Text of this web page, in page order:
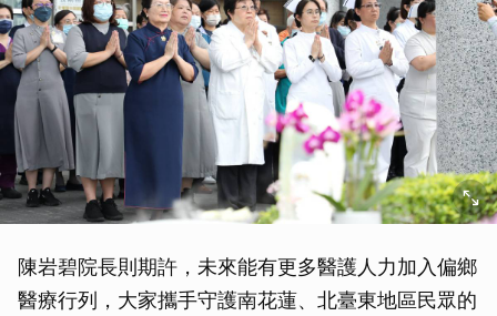
陳岩碧院長則期許，未來能有更多醫護人力加入偏鄉
醫療行列，大家攜手守護南花蓮、北臺東地區民眾的